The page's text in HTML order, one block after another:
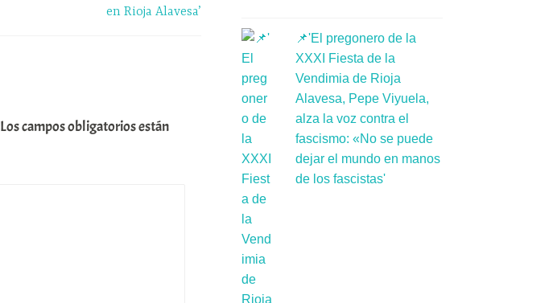
en Rioja Alavesa’
Los campos obligatorios están
📌'El pregonero de la
XXXI Fiesta de la
Vendimia de Rioja
Alavesa, Pepe Viyuela,
alza la voz contra el
fascismo: «No se puede
dejar el mundo en manos
de los fascistas'